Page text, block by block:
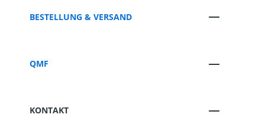
BESTELLUNG & VERSAND
QMF
KONTAKT